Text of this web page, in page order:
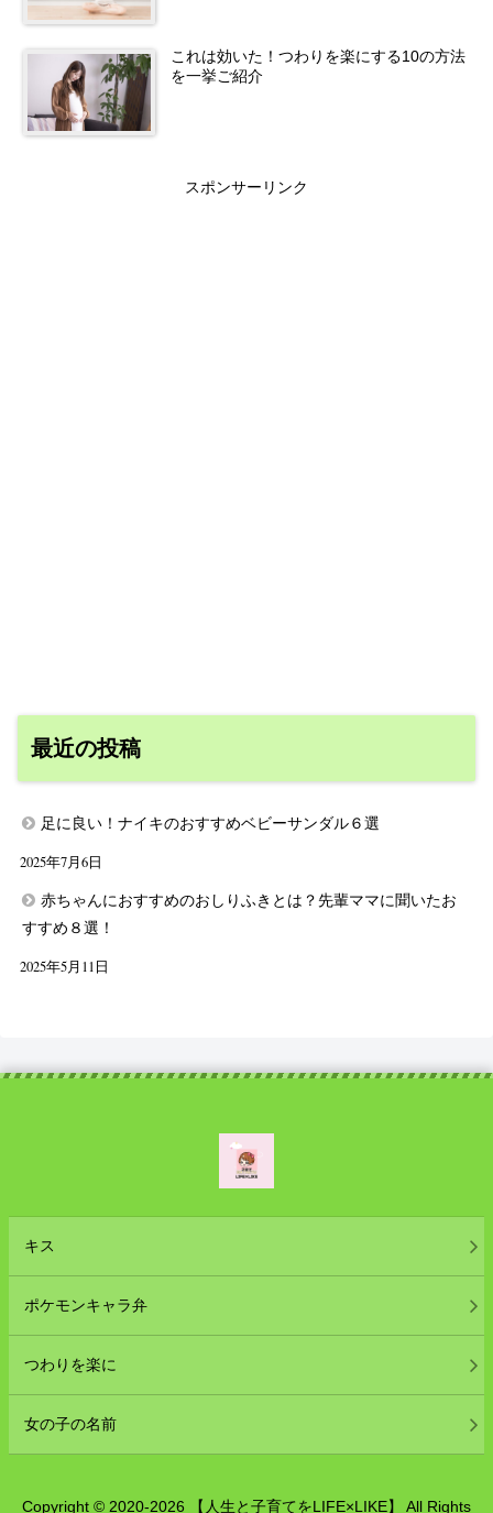
これは効いた！つわりを楽にする10の方法
を一挙ご紹介
スポンサーリンク
最近の投稿
足に良い！ナイキのおすすめベビーサンダル６選
2025年7月6日
赤ちゃんにおすすめのおしりふきとは？先輩ママに聞いたお
すすめ８選！
2025年5月11日
キス
ポケモンキャラ弁
つわりを楽に
女の子の名前
Copyright © 2020-2026 【人生と子育てをLIFE×LIKE】 All Rights